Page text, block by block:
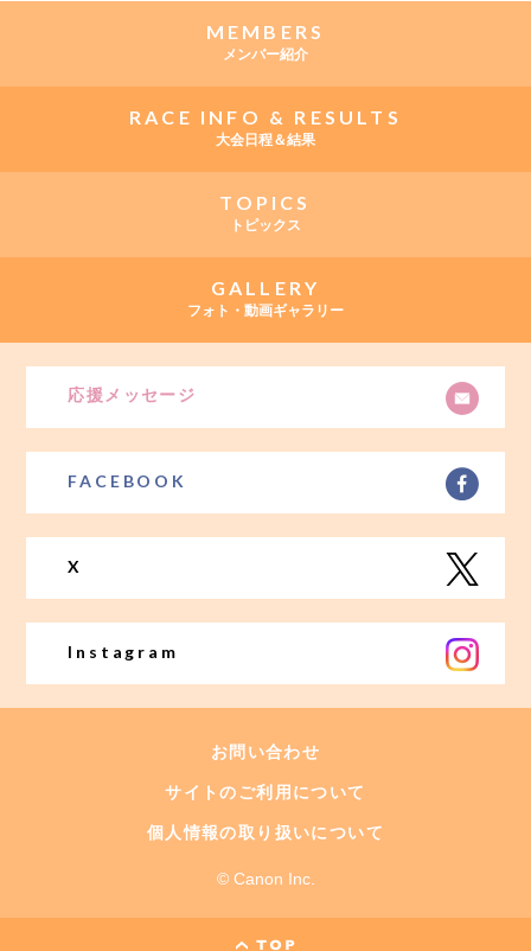
MEMBERS
メンバー紹介
RACE INFO & RESULTS
大会日程＆結果
TOPICS
トピックス
GALLERY
フォト・動画ギャラリー
応援メッセージ
FACEBOOK
X
Instagram
お問い合わせ
サイトのご利用について
個人情報の取り扱いについて
© Canon Inc.